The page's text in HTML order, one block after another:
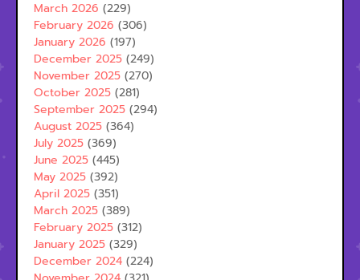
March 2026 (229)
February 2026 (306)
January 2026 (197)
December 2025 (249)
November 2025 (270)
October 2025 (281)
September 2025 (294)
August 2025 (364)
July 2025 (369)
June 2025 (445)
May 2025 (392)
April 2025 (351)
March 2025 (389)
February 2025 (312)
January 2025 (329)
December 2024 (224)